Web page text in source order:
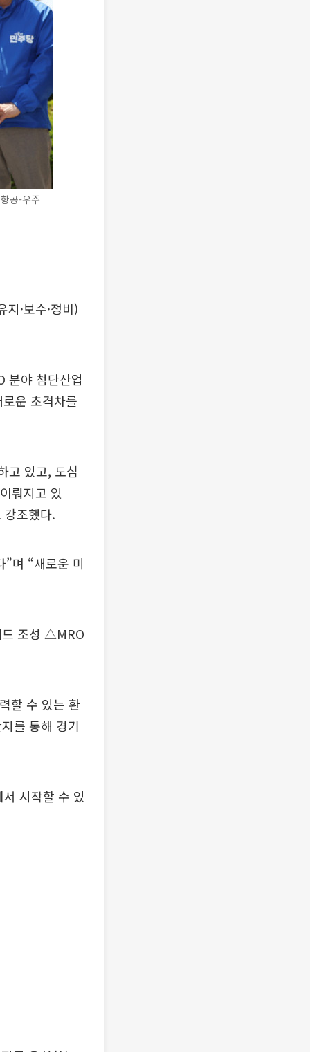
공-우주
·보수·정비)
분야 첨단산업
운 초격차를
고 있고, 도심
뤄지고 있
강조했다.
며 “새로운 미
드 조성 △MRO
할 수 있는 환
를 통해 경기
시작할 수 있